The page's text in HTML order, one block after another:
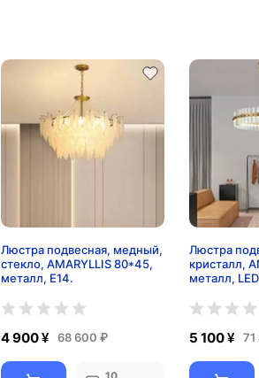
Люстра подвесная, медный,
стекло, AMARYLLIS 80*45,
металл, E14.
4 900 ¥ 68 600 ₽
10
Люстра
кристалл,
металл,
5 100 ¥